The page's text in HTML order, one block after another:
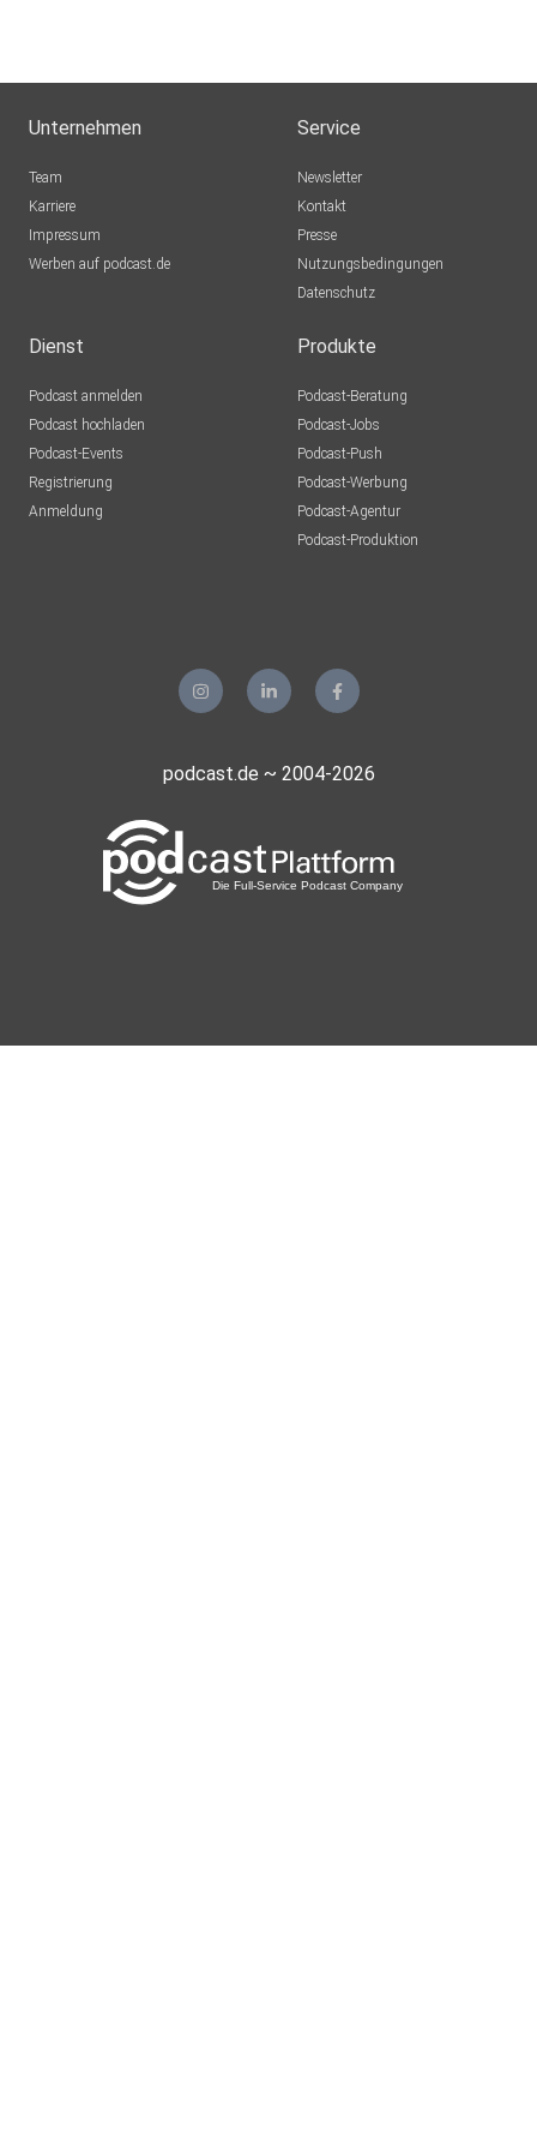
Unternehmen
Team
Karriere
Impressum
Werben auf podcast.de
Service
Newsletter
Kontakt
Presse
Nutzungsbedingungen
Datenschutz
Dienst
Podcast anmelden
Podcast hochladen
Podcast-Events
Registrierung
Anmeldung
Produkte
Podcast-Beratung
Podcast-Jobs
Podcast-Push
Podcast-Werbung
Podcast-Agentur
Podcast-Produktion
podcast.de ~ 2004-2026